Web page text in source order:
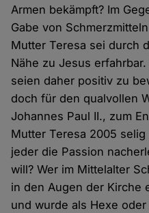
Armen bekämpft? Im
Gabe von
Mutter Teresa sei durch
Nähe zu Jesus
seien daher positiv zu
doch für den qualvollen
Johannes Paul II., zum
Mutter Teresa 2005
jeder die Passion
will? Wer im Mittelalter
in den Augen der Kirche
und wurde als Hexe